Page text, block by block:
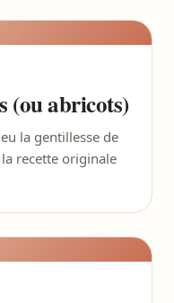
(ou abricots)
la gentillesse de
recette originale